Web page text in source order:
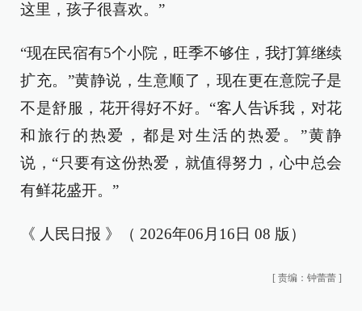
这里，孩子很喜欢。”
“现在民宿有5个小院，旺季不够住，我打算继续
扩充。”黄静说，生意顺了，现在更在意院子是
不是舒服，花开得好不好。“客人告诉我，对花
和旅行的热爱，都是对生活的热爱。”黄静
说，“只要有这份热爱，就值得努力，心中总会
有鲜花盛开。”
《 人民日报 》（ 2026年06月16日 08 版）
[ 责编：钟蕾蕾 ]